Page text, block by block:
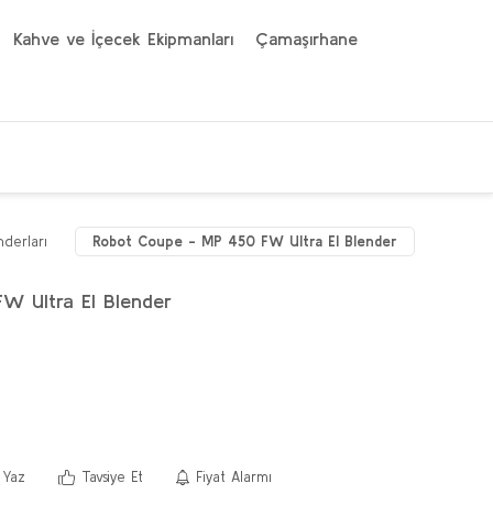
Kahve ve İçecek Ekipmanları Çamaşırhane
Robot Coupe - MP 450 FW Ultra El Blender
Ultra El Blender
Tavsiye Et Fiyat Alarmı